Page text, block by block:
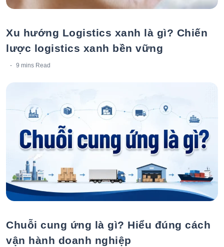
Xu hướng Logistics xanh là gì? Chiến
lược logistics xanh bền vững
9 mins Read
Chuỗi cung ứng là gì? Hiểu đúng cách
vận hành doanh nghiệp